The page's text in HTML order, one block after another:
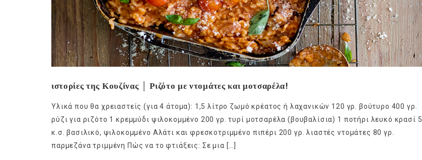
ιστορίες της Κουζίνας │ Ριζότο με ντομάτες και μοτσαρέλα!
Υλικά που θα χρειαστείς (για 4 άτομα): 1,5 λίτρο ζωμό κρέατος ή λαχανικών 120 γρ. βούτυρο 400 γρ.
ρύζι για ριζότο 1 κρεμμύδι ψιλοκομμένο 200 γρ. τυρί μοτσαρέλα (βουβαλίσια) 1 ποτήρι λευκό κρασί 5
κ.σ. βασιλικό, ψιλοκομμένο Αλάτι και φρεσκοτριμμένο πιπέρι 200 γρ. λιαστές ντομάτες 80 γρ.
παρμεζάνα τριμμένη Πώς να το φτιάξεις: Σε μια […]